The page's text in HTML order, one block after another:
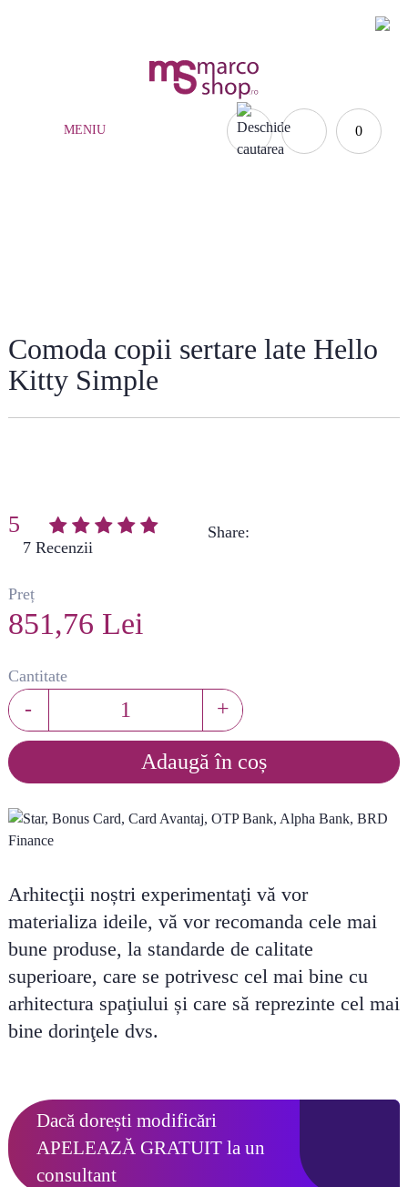
MENIU 0
Comoda copii sertare late Hello
Kitty Simple
5
7 )
Share:
Preț
851,76 Lei
Cantitate
+
-
Adaugă în coș
Arhitecţii noștri experimentaţi vă vor
materializa ideile, vă vor recomanda cele mai
bune produse, la standarde de calitate
superioare, care se potrivesc cel mai bine cu
arhitectura spaţiului și care să reprezinte cel mai
bine dorinţele dvs.
Dacă dorești modificări
APELEAZĂ GRATUITla un
consultant